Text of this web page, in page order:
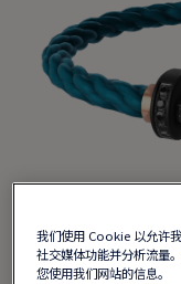
我们使用 Cookie 以允许
社交媒体功能并分析流量
您使用我们网站的信息。